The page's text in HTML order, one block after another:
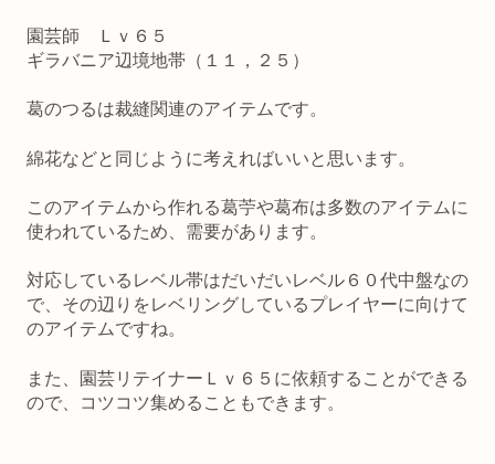
園芸師 Ｌｖ６５
ギラバニア辺境地帯（１１，２５）
葛のつるは裁縫関連のアイテムです。
綿花などと同じように考えればいいと思います。
このアイテムから作れる葛苧や葛布は多数のアイテムに
使われているため、需要があります。
対応しているレベル帯はだいだいレベル６０代中盤なの
で、その辺りをレベリングしているプレイヤーに向けて
のアイテムですね。
また、園芸リテイナーＬｖ６５に依頼することができる
ので、コツコツ集めることもできます。